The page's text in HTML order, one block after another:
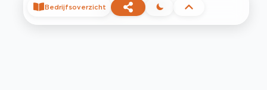
© 2026
Bedrijfsoverzicht